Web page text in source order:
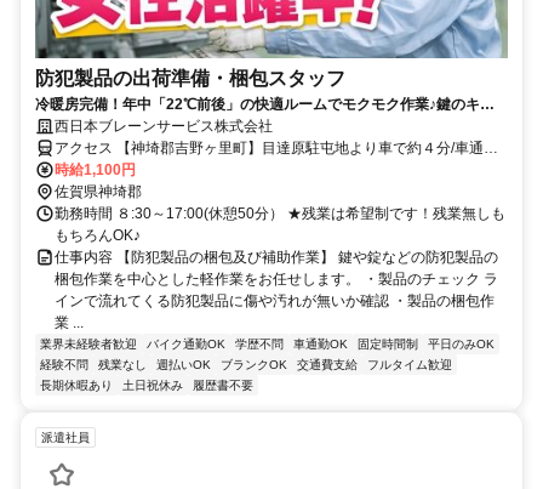
防犯製品の出荷準備・梱包スタッフ
冷暖房完備！年中「22℃前後」の快適ルームでモクモク作業♪鍵のキズ
をチェックするシンプルワーク！！未経験歓迎★
西日本ブレーンサービス株式会社
アクセス 【神埼郡吉野ヶ里町】目達原駐屯地より車で約４分/車通勤
OK！無料駐車場完備
時給1,100円
佐賀県神埼郡
勤務時間 ８:30～17:00(休憩50分） ★残業は希望制です！残業無しも
もちろんOK♪
仕事内容 【防犯製品の梱包及び補助作業】 鍵や錠などの防犯製品の
梱包作業を中心とした軽作業をお任せします。 ・製品のチェック ラ
インで流れてくる防犯製品に傷や汚れが無いか確認 ・製品の梱包作
業 ...
業界未経験者歓迎 バイク通勤OK 学歴不問 車通勤OK 固定時間制
平日のみOK
経験不問
残業なし 週払いOK ブランクOK 交通費支給
フルタイム歓迎
長期休暇あり
土日祝休み 履歴書不要
派遣社員